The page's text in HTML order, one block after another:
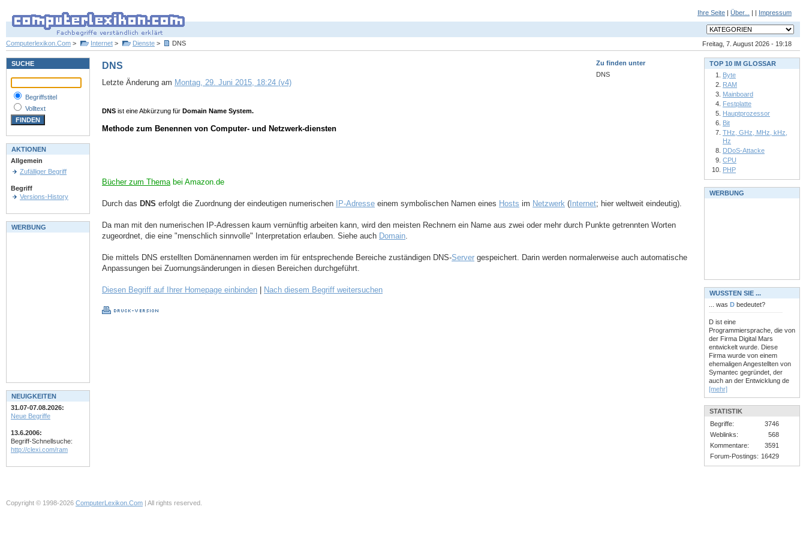
Ihre Seite | Über... | | Impressum
Freitag, 7. August 2026 - 19:18
Computerlexikon.Com > Internet > Dienste > DNS
Zu finden unter
DNS
DNS
Letzte Änderung am Montag, 29. Juni 2015, 18:24 (v4)
DNS ist eine Abkürzung für Domain Name System.
Methode zum Benennen von Computer- und Netzwerk-diensten
Bücher zum Themabei Amazon.de
Durch das DNS erfolgt die Zuordnung der eindeutigen numerischen IP-Adresse einem symbolischen Namen eines Hosts im Netzwerk ( Internet; hier weltweit eindeutig).
Da man mit den numerischen IP-Adressen kaum vernünftig arbeiten kann, wird den meisten Rechnern ein Name aus zwei oder mehr durch Punkte getrennten Worten
zugeordnet, die eine "menschlich sinnvolle" Interpretation erlauben. Siehe auch Domain.
Die mittels DNS erstellten Domänennamen werden im für entsprechende Bereiche zuständigen DNS-Server gespeichert. Darin werden normalerweise auch automatische
Anpassungen bei Zuornungsänderungen in diesen Bereichen durchgeführt.
Diesen Begriff auf Ihrer Homepage einbinden Nach diesem Begriff weitersuchen
SUCHE
Begriffstitel
Volltext
AKTIONEN
Allgemein
Zufälliger Begriff
Begriff
Versions-History
WERBUNG
NEUIGKEITEN
31.07-07.08.2026:
Neue Begriffe
13.6.2006:
Begriff-Schnellsuche:
http://clexi.com/ram
TOP 10 IM GLOSSAR
Byte
RAM
Mainboard
Festplatte
Hauptprozessor
Bit
THz, GHz, MHz, kHz,
Hz
DDoS-Attacke
CPU
PHP
WERBUNG
WUSSTEN SIE ...
... was D bedeutet?
D ist eine
Programmiersprache, die von
der Firma Digital Mars
entwickelt wurde. Diese
Firma wurde von einem
ehemaligen Angestellten von
Symantec gegründet, der
auch an der Entwicklung de
[mehr]
STATISTIK
Begriffe:
3746
Weblinks:
568
Kommentare:
3591
Forum-Postings: 16429
Copyright © 1998-2026 ComputerLexikon.Com | All rights reserved.